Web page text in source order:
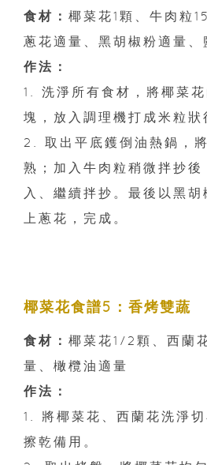
食材： 椰菜花1顆、牛肉粒
蔥花適量、黑胡椒粉適量、
作法：
1. 洗淨所有食材，將椰菜
塊，放入調理機打成米粒狀
2. 取出平底鑊倒油熱鍋，
熟；加入牛肉粒稍微拌抄後
入、繼續拌抄。最後以黑
上蔥花，完成。
椰菜花食譜5：香烤雙蔬
食材： 椰菜花1/2顆、西蘭
量、橄欖油適量
作法：
1. 將椰菜花、西蘭花洗淨
擦乾備用。